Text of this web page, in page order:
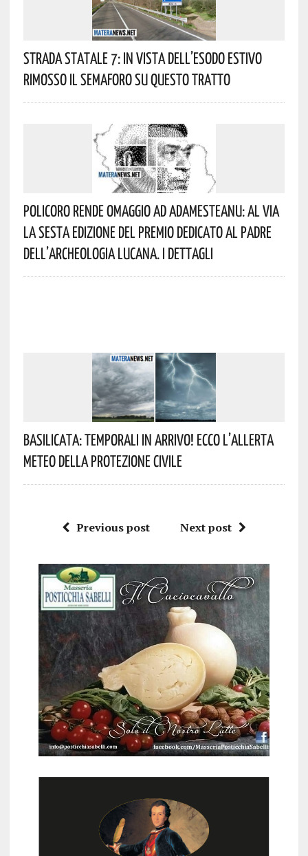
Strada Statale 7: In Vista Dell’esodo Estivo
Rimosso Il Semaforo Su Questo Tratto
Policoro Rende Omaggio Ad Adamesteanu: Al Via
La Sesta Edizione Del Premio Dedicato Al Padre
Dell’archeologia Lucana. I Dettagli
Basilicata: Temporali In Arrivo! Ecco L’allerta
Meteo Della Protezione Civile
Previous post Next post